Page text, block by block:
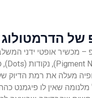
של הדרמטולוג
מכשיר אופטי ידני
מעלה את רמת הדיוק
שאין לו פיגמנט